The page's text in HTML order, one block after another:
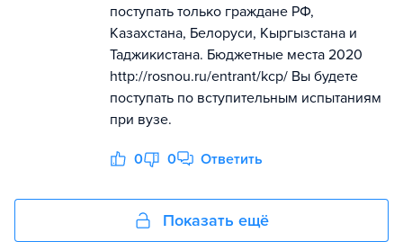
поступать только граждане РФ,
Казахстана, Белоруси, Кыргызстана и
Таджикистана. Бюджетные места 2020
http://rosnou.ru/entrant/kcp/ Вы будете
поступать по вступительным испытаниям
при вузе.
0 0 Ответить
Показать ещё